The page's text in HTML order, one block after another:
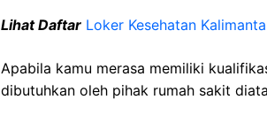
Lihat Daftar Loker Kesehatan
Apabila kamu merasa memiliki
dibutuhkan oleh pihak rumah sakit